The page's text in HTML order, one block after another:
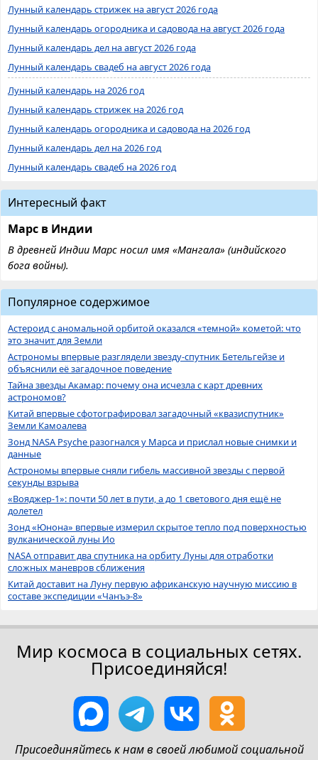
Лунный календарь стрижек на август 2026 года
Лунный календарь огородника и садовода на август 2026 года
Лунный календарь дел на август 2026 года
Лунный календарь свадеб на август 2026 года
Лунный календарь на 2026 год
Лунный календарь стрижек на 2026 год
Лунный календарь огородника и садовода на 2026 год
Лунный календарь дел на 2026 год
Лунный календарь свадеб на 2026 год
Интересный факт
Марс в Индии
В древней Индии Марс носил имя «Мангала» (индийского
бога войны).
Популярное содержимое
Астероид с аномальной орбитой оказался «темной» кометой: что
это значит для Земли
Астрономы впервые разглядели звезду-спутник Бетельгейзе и
объяснили её загадочное поведение
Тайна звезды Акамар: почему она исчезла с карт древних
астрономов?
Китай впервые сфотографировал загадочный «квазиспутник»
Земли Камоалева
Зонд NASA Psyche разогнался у Марса и прислал новые снимки и
данные
Астрономы впервые сняли гибель массивной звезды с первой
секунды взрыва
«Вояджер-1»: почти 50 лет в пути, а до 1 светового дня ещё не
долетел
Зонд «Юнона» впервые измерил скрытое тепло под поверхностью
вулканической луны Ио
NASA отправит два спутника на орбиту Луны для отработки
сложных маневров сближения
Китай доставит на Луну первую африканскую научную миссию в
составе экспедиции «Чанъэ-8»
Мир космоса в социальных сетях.
Присоединяйся!
Присоединяйтесь к нам в своей любимой социальной